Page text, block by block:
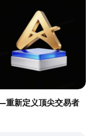
新定义顶尖交易者